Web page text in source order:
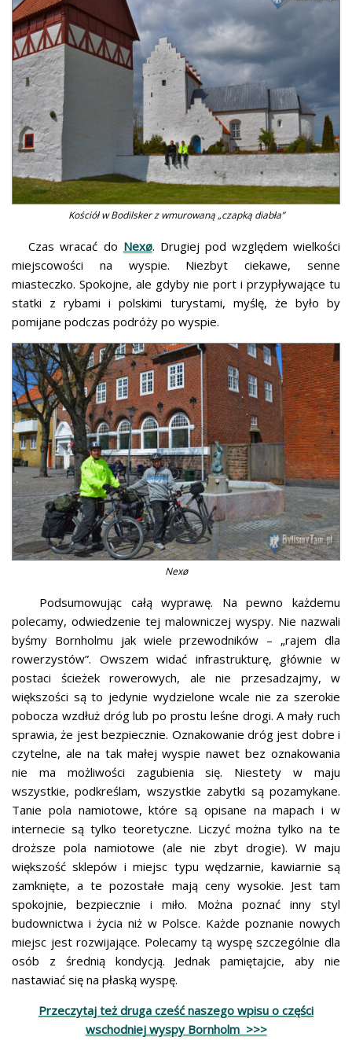
Kościół w Bodilsker z wmurowaną „czapką diabła”
Czas wracać do Nexø. Drugiej pod względem wielkości
miejscowości na wyspie. Niezbyt ciekawe, senne
miasteczko. Spokojne, ale gdyby nie port i przypływające tu
statki z rybami i polskimi turystami, myślę, że było by
pomijane podczas podróży po wyspie.
Nexø
Podsumowując całą wyprawę. Na pewno każdemu
polecamy, odwiedzenie tej malowniczej wyspy. Nie nazwali
byśmy Bornholmu jak wiele przewodników – „rajem dla
rowerzystów”. Owszem widać infrastrukturę, głównie w
postaci ścieżek rowerowych, ale nie przesadzajmy, w
większości są to jedynie wydzielone wcale nie za szerokie
pobocza wzdłuż dróg lub po prostu leśne drogi. A mały ruch
sprawia, że jest bezpiecznie. Oznakowanie dróg jest dobre i
czytelne, ale na tak małej wyspie nawet bez oznakowania
nie ma możliwości zagubienia się. Niestety w maju
wszystkie, podkreślam, wszystkie zabytki są pozamykane.
Tanie pola namiotowe, które są opisane na mapach i w
internecie są tylko teoretyczne. Liczyć można tylko na te
droższe pola namiotowe (ale nie zbyt drogie). W maju
większość sklepów i miejsc typu wędzarnie, kawiarnie są
zamknięte, a te pozostałe mają ceny wysokie. Jest tam
spokojnie, bezpiecznie i miło. Można poznać inny styl
budownictwa i życia niż w Polsce. Każde poznanie nowych
miejsc jest rozwijające. Polecamy tą wyspę szczególnie dla
osób z średnią kondycją. Jednak pamiętajcie, aby nie
nastawiać się na płaską wyspę.
Przeczytaj też druga cześć naszego wpisu o części
wschodniej wyspy Bornholm >>>